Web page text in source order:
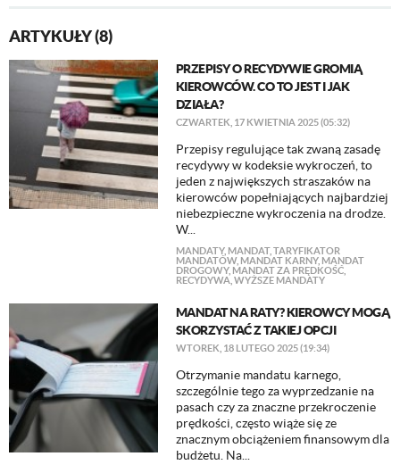
ARTYKUŁY (8)
PRZEPISY O RECYDYWIE GROMIĄ
KIEROWCÓW. CO TO JEST I JAK
DZIAŁA?
CZWARTEK, 17 KWIETNIA 2025 (05:32)
Przepisy regulujące tak zwaną zasadę
recydywy w kodeksie wykroczeń, to
jeden z największych straszaków na
kierowców popełniających najbardziej
niebezpieczne wykroczenia na drodze.
W...
MANDATY, MANDAT, TARYFIKATOR
MANDATÓW, MANDAT KARNY, MANDAT
DROGOWY, MANDAT ZA PRĘDKOŚĆ,
RECYDYWA WYŻSZE MANDATY
MANDAT NA RATY? KIEROWCY MOGĄ
SKORZYSTAĆ Z TAKIEJ OPCJI
WTOREK, 18 LUTEGO 2025 (19:34)
Otrzymanie mandatu karnego,
szczególnie tego za wyprzedzanie na
pasach czy za znaczne przekroczenie
prędkości, często wiąże się ze
znacznym obciążeniem finansowym dla
budżetu. Na...